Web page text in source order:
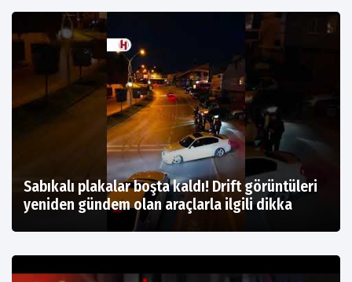
Sabıkalı plakalar boşta kaldı! Drift görüntüleri
yeniden gündem olan araçlarla ilgili dikka